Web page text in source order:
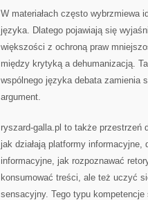
W materiałach często wybrzmiewa
języka. Dlatego pojawiają się
większości z ochroną praw
między krytyką a dehumanizacją.
wspólnego języka debata zamienia
argument.
ryszard-galla.pl to także przestrzeń
jak działają platformy
informacyjne, jak rozpoznawać
konsumować treści, ale też uczyć
sensacyjny. Tego typu